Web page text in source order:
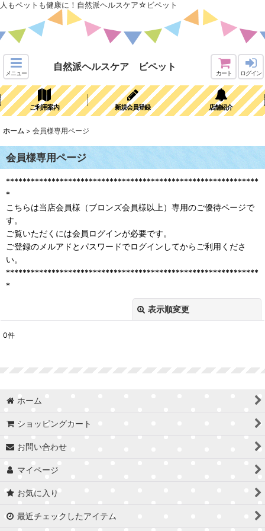
人もペットも健康に！自然派ヘルスケア☆ビペット
メニュー
自然派ヘルスケア ビペット
カート ログイン
ご利用案内 新規会員登録 店舗紹介
ホーム > 会員様専用ページ
会員様専用ページ
*************************************************************
*
こちらは当店会員様（ブロンズ会員様以上）専用のご優待ページで
す。
ご覧いただくには会員ログインが必要です。
ご登録のメルアドとパスワードでログインしてからご利用くださ
い。
*************************************************************
*
表示順変更
0件
ホーム
ショッピングカート
お問い合わせ
マイページ
お気に入り
最近チェックしたアイテム